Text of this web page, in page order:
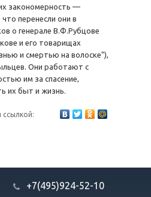
закономерность —
перенесли они в
о генерале В.Ф.Рубцове
и его товарищах
и смертью на волоске"),
Они работают с
им за спасение,
их быт и жизнь.
ссылкой:
+7(495)924-52-10